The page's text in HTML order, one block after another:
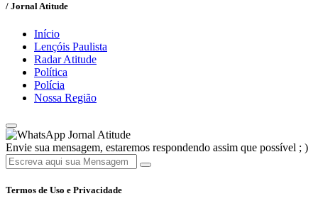
/ Jornal Atitude
Início
Lençóis Paulista
Radar Atitude
Política
Polícia
Nossa Região
Jornal Atitude
Envie sua mensagem, estaremos respondendo assim que possível ; )
Termos de Uso e Privacidade